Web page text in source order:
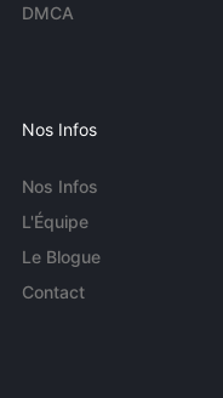
DMCA
Nos Infos
Nos Infos
L'Équipe
Le Blogue
Contact